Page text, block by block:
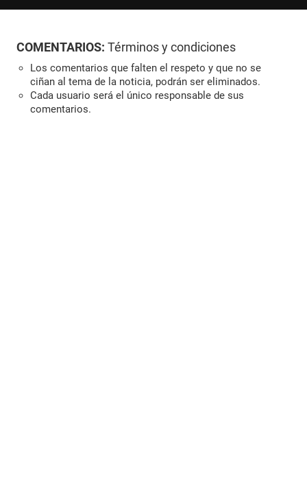
COMENTARIOS: Términos y condiciones
Los comentarios que falten el respeto y que no se
ciñan al tema de la noticia, podrán ser eliminados.
Cada usuario será el único responsable de sus
comentarios.